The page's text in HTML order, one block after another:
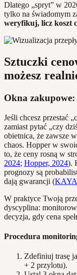
Dlatego „spryt” w
tylko na świadomym
weryfikuj, licz koszt
Sztuczki
możesz
Okna
Jeśli chcesz przestać
zamiast pytać „czy
obietnica, że zawsze
chaos. Hopper w
to, że ceny rosną w
2024; Hopper, 2024).
prognozy są
dają gwarancji (
W praktyce Twoją
dyscyplina:
decyzja, gdy cena
Procedura
Zdefiniuj trasę
+ 2 przylotu).